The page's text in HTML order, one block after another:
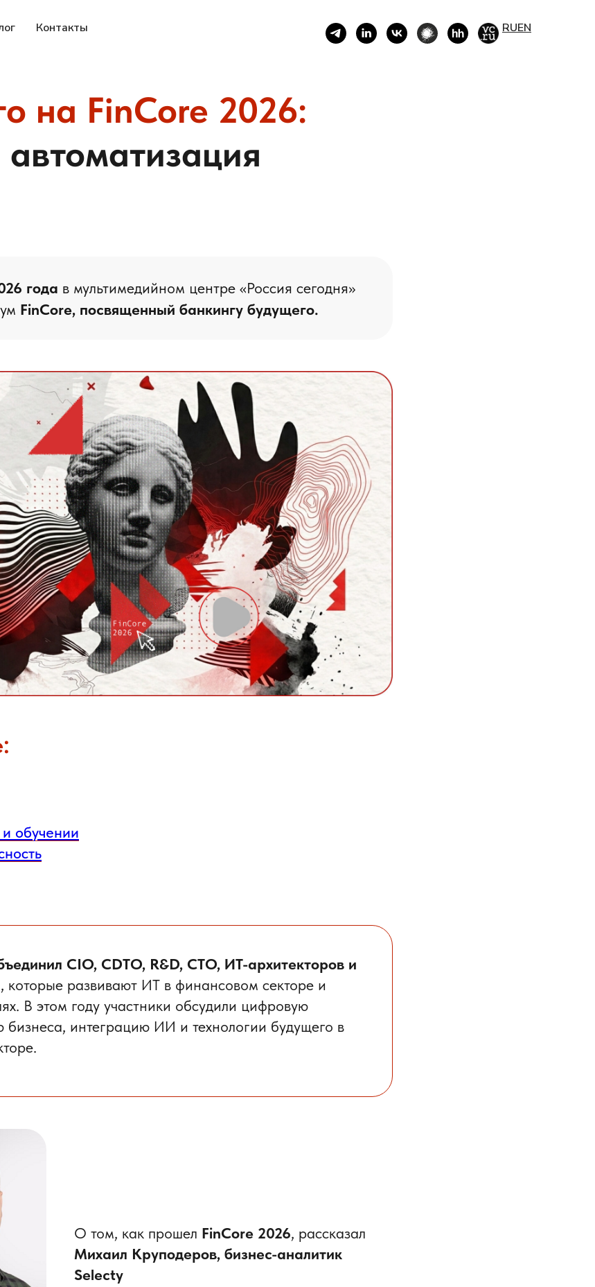
Контакты RUEN
на FinCore 2026:
года в мультимедийном центре «Россия сегодня»
FinCore, посвященный банкингу будущего.
обучении
CIO, CDTO, R&D, CTO, ИТ-архитекторов и
, которые развивают ИТ в финансовом секторе и
В этом году участники обсудили цифровую
интеграцию ИИ и технологии будущего в
О том, как прошел FinCore 2026, рассказал
Михаил Круподеров, бизнес-аналитик
Selecty